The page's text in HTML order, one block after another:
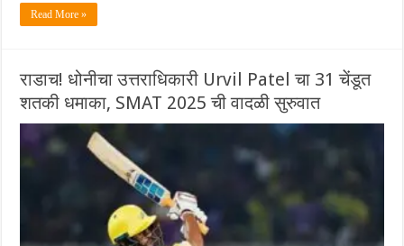
Read More »
राडाच! धोनीचा उत्तराधिकारी Urvil Patel चा 31 चेंडूत
शतकी धमाका, SMAT 2025 ची वादळी सुरुवात